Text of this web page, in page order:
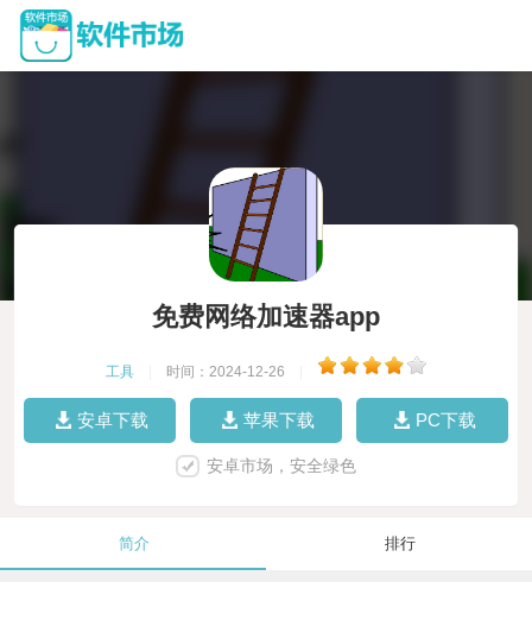
免费网络加速器app
工具 时间：2024-12-26
安卓下载 苹果下载 PC下载
安卓市场，安全绿色
简介 排行